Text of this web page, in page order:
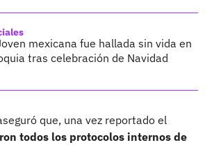
mexicana fue hallada sin vida en
tras celebración de Navidad
que, una vez reportado el
todos los protocolos internos de